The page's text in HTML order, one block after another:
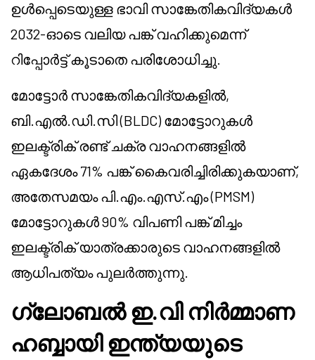
ഉൾപ്പെടെയുള്ള ഭാവി സാങ്കേതികവിദ്യകൾ
2032-ഓടെ വലിയ പങ്ക് വഹിക്കുമെന്ന്
റിപ്പോർട്ട് കൂടാതെ പരിശോധിച്ചു.
മോട്ടോർ സാങ്കേതികവിദ്യകളിൽ,
ബി.എൽ.ഡി.സി (BLDC) മോട്ടോറുകൾ
ഇലക്ട്രിക് രണ്ട് ചക്ര വാഹനങ്ങളിൽ
ഏകദേശം 71% പങ്ക് കൈവരിച്ചിരിക്കുകയാണ്,
അതേസമയം പി.എം.എസ്.എം (PMSM)
മോട്ടോറുകൾ 90% വിപണി പങ്ക് മിച്ചം
ഇലക്ട്രിക് യാത്രക്കാരുടെ വാഹനങ്ങളിൽ
ആധിപത്യം പുലർത്തുന്നു.
ഗ്ലോബൽ ഇ.വി നിർമ്മാണ
ഹബ്ബായി ഇന്ത്യയുടെ